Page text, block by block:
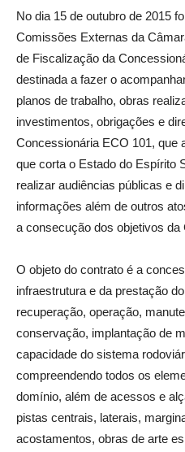
No dia 15 de outubro de 2015
Comissões Externas da
de Fiscalização da
destinada a fazer o
planos de trabalho, obras
investimentos, obrigações e
Concessionária ECO 101, que
que corta o Estado do Espírito
realizar audiências públicas e
informações além de outros
a consecução dos objetivos da
O objeto do contrato é a
infraestrutura e da prestação
recuperação, operação,
conservação, implantação de
capacidade do sistema
compreendendo todos os
domínio, além de acessos e
pistas centrais, laterais,
acostamentos, obras de arte